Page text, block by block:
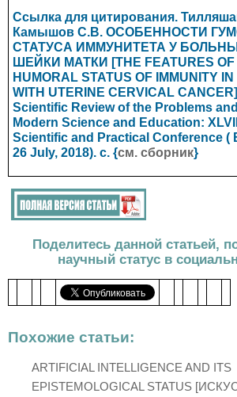
Ссылка для цитирования.
Камышов С.В. ОСОБЕННОСТИ
СТАТУСА ИММУНИТЕТА У
ШЕЙКИ МАТКИ [THE FEATURES OF
HUMORAL STATUS OF IMMUNITY
WITH UTERINE CERVICAL
Scientific Review of the Problems
Modern Science and Education:
Scientific and Practical Conference (
26 July, 2018). с. {см. сборник}
Поделитесь данной статьей,
научный статус в
Похожие статьи:
ARTIFICIAL INTELLIGENCE AND ITS
EPISTEMOLOGICAL STATUS